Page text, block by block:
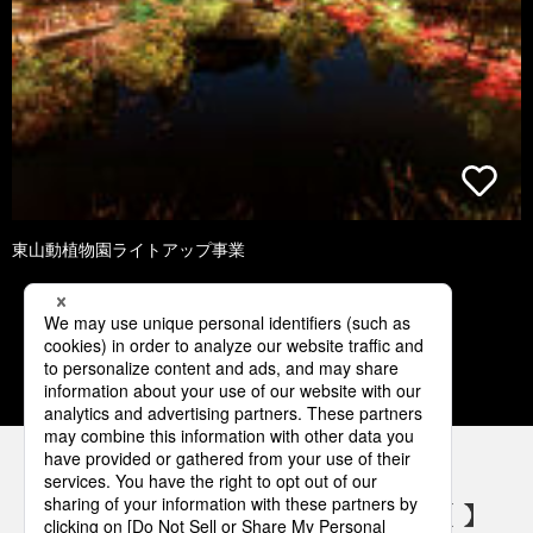
東山動植物園ライトアップ事業
1 2 3 4 5
パナソニックの電気設備 SNSアカウント